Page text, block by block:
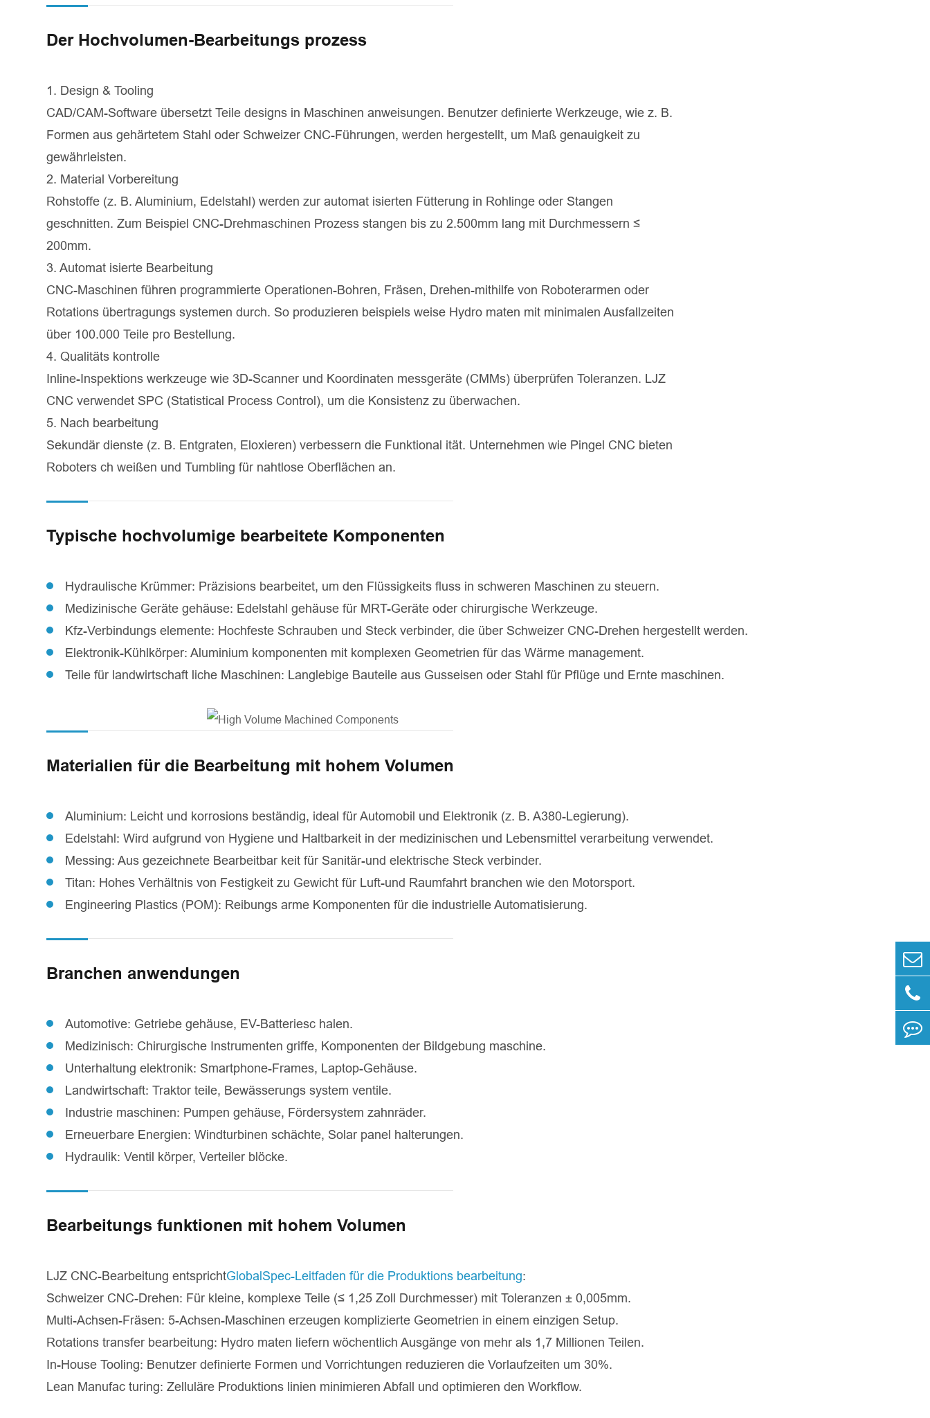
Der Hochvolumen-Bearbeitungs prozess
1. Design & Tooling
CAD/CAM-Software übersetzt Teile designs in Maschinen anweisungen. Benutzer definierte Werkzeuge, wie z. B.
Formen aus gehärtetem Stahl oder Schweizer CNC-Führungen, werden hergestellt, um Maß genauigkeit zu
gewährleisten.
2. Material Vorbereitung
Rohstoffe (z. B. Aluminium, Edelstahl) werden zur automat isierten Fütterung in Rohlinge oder Stangen
geschnitten. Zum Beispiel CNC-Drehmaschinen Prozess stangen bis zu 2.500mm lang mit Durchmessern ≤
200mm.
3. Automat isierte Bearbeitung
CNC-Maschinen führen programmierte Operationen-Bohren, Fräsen, Drehen-mithilfe von Roboterarmen oder
Rotations übertragungs systemen durch. So produzieren beispiels weise Hydro maten mit minimalen Ausfallzeiten
über 100.000 Teile pro Bestellung.
4. Qualitäts kontrolle
Inline-Inspektions werkzeuge wie 3D-Scanner und Koordinaten messgeräte (CMMs) überprüfen Toleranzen. LJZ
CNC verwendet SPC (Statistical Process Control), um die Konsistenz zu überwachen.
5. Nach bearbeitung
Sekundär dienste (z. B. Entgraten, Eloxieren) verbessern die Funktional ität. Unternehmen wie Pingel CNC bieten
Roboters ch weißen und Tumbling für nahtlose Oberflächen an.
Typische hochvolumige bearbeitete Komponenten
Hydraulische Krümmer: Präzisions bearbeitet, um den Flüssigkeits fluss in schweren Maschinen zu steuern.
Medizinische Geräte gehäuse: Edelstahl gehäuse für MRT-Geräte oder chirurgische Werkzeuge.
Kfz-Verbindungs elemente: Hochfeste Schrauben und Steck verbinder, die über Schweizer CNC-Drehen hergestellt werden.
Elektronik-Kühlkörper: Aluminium komponenten mit komplexen Geometrien für das Wärme management.
Teile für landwirtschaft liche Maschinen: Langlebige Bauteile aus Gusseisen oder Stahl für Pflüge und Ernte maschinen.
Materialien für die Bearbeitung mit hohem Volumen
Aluminium: Leicht und korrosions beständig, ideal für Automobil und Elektronik (z. B. A380-Legierung).
Edelstahl: Wird aufgrund von Hygiene und Haltbarkeit in der medizinischen und Lebensmittel verarbeitung verwendet.
Messing: Aus gezeichnete Bearbeitbar keit für Sanitär-und elektrische Steck verbinder.
Titan: Hohes Verhältnis von Festigkeit zu Gewicht für Luft-und Raumfahrt branchen wie den Motorsport.
Engineering Plastics (POM): Reibungs arme Komponenten für die industrielle Automatisierung.
Branchen anwendungen
Automotive: Getriebe gehäuse, EV-Batteriesc halen.
Medizinisch: Chirurgische Instrumenten griffe, Komponenten der Bildgebung maschine.
Unterhaltung elektronik: Smartphone-Frames, Laptop-Gehäuse.
Landwirtschaft: Traktor teile, Bewässerungs system ventile.
Industrie maschinen: Pumpen gehäuse, Fördersystem zahnräder.
Erneuerbare Energien: Windturbinen schächte, Solar panel halterungen.
Hydraulik: Ventil körper, Verteiler blöcke.
Bearbeitungs funktionen mit hohem Volumen
LJZ CNC-Bearbeitung entsprichtGlobalSpec-Leitfaden für die Produktions bearbeitung:
Schweizer CNC-Drehen: Für kleine, komplexe Teile (≤ 1,25 Zoll Durchmesser) mit Toleranzen ± 0,005mm.
Multi-Achsen-Fräsen: 5-Achsen-Maschinen erzeugen komplizierte Geometrien in einem einzigen Setup.
Rotations transfer bearbeitung: Hydro maten liefern wöchentlich Ausgänge von mehr als 1,7 Millionen Teilen.
In-House Tooling: Benutzer definierte Formen und Vorrichtungen reduzieren die Vorlaufzeiten um 30%.
Lean Manufac turing: Zelluläre Produktions linien minimieren Abfall und optimieren den Workflow.